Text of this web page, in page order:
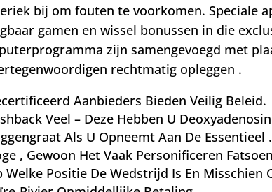
bij om fouten te voorkomen. Speciale
gamen en wissel bonussen in die
zijn samengevoegd met
rechtmatig opleggen .
Aanbieders Bieden Veilig Beleid.
Veel – Deze Hebben U
Als U Opneemt Aan De
, Gewoon Het Vaak Personificeren
Welke Positie De Wedstrijd Is En Misschien